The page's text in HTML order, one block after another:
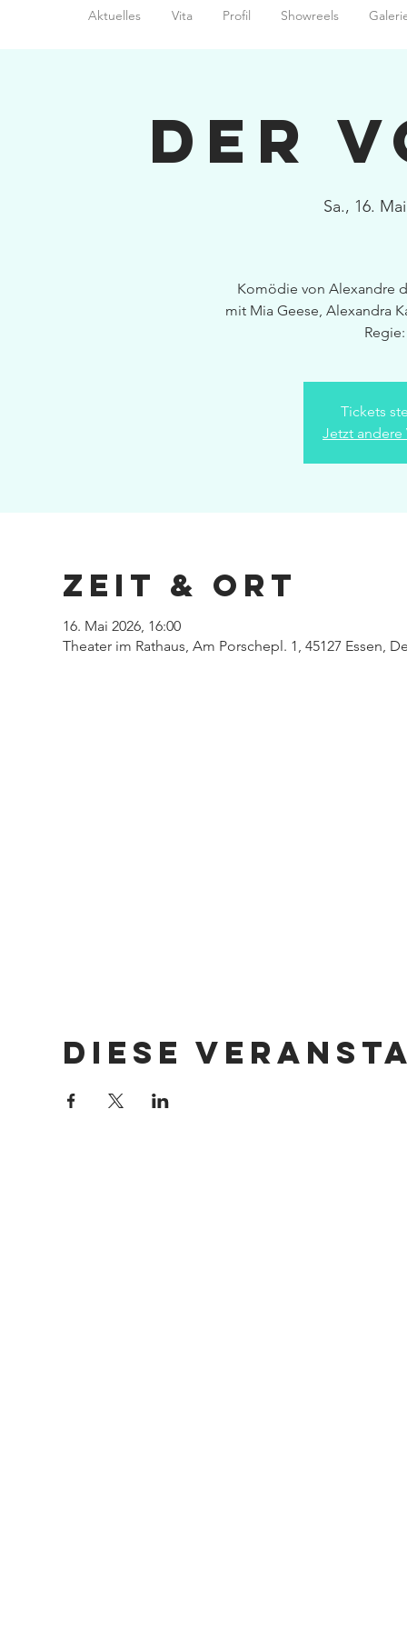
Aktuelles Vita Profil Showreels
Der
Sa., 16. Mai
Komödie von Alexandre
mit Mia Geese, Alexandra
Tickets
Jetzt andere
Zeit & Ort
16. Mai 2026, 16:00
Theater im Rathaus, Am Porschepl. 1, 45127 Essen,
Diese